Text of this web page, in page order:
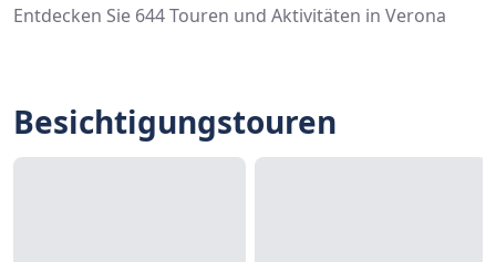
Entdecken Sie 644 Touren und Aktivitäten in Verona
Besichtigungstouren